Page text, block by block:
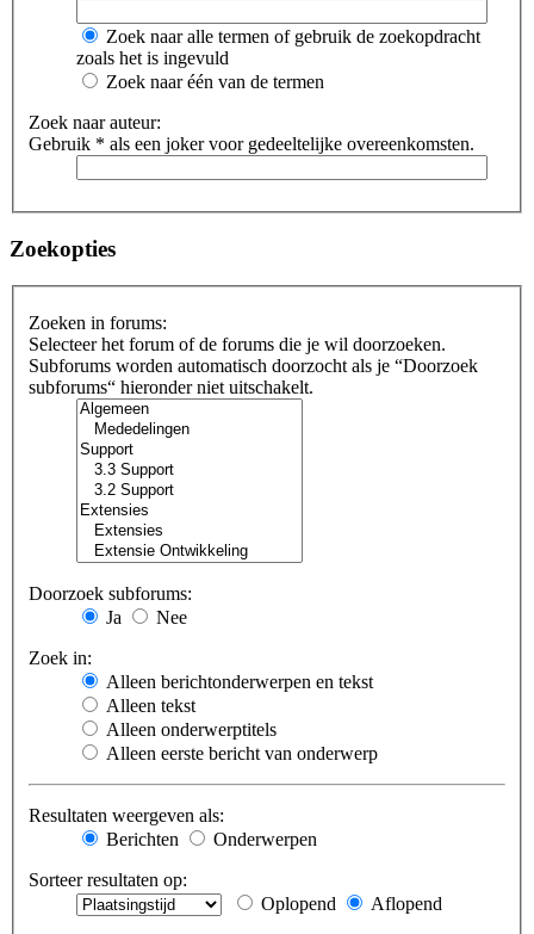
Zoek naar alle termen of gebruik de zoekopdracht
zoals het is ingevuld
Zoek naar één van de termen
Zoek naar auteur:
Gebruik * als een joker voor gedeeltelijke overeenkomsten.
Zoekopties
Zoeken in forums:
Selecteer het forum of de forums die je wil doorzoeken.
Subforums worden automatisch doorzocht als je “Doorzoek
subforums“ hieronder niet uitschakelt.
Doorzoek subforums:
Ja
Nee
Zoek in:
Alleen berichtonderwerpen en tekst
Alleen tekst
Alleen onderwerptitels
Alleen eerste bericht van onderwerp
Resultaten weergeven als:
Berichten
Onderwerpen
Sorteer resultaten op:
Oplopend
Aflopend